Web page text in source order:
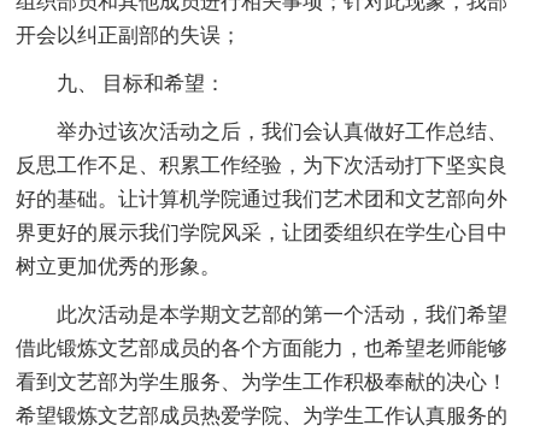
开会以纠正副部的失误；
九、 目标和希望：
举办过该次活动之后，我们会认真做好工作总结、
反思工作不足、积累工作经验，为下次活动打下坚实良
好的基础。让计算机学院通过我们艺术团和文艺部向外
界更好的展示我们学院风采，让团委组织在学生心目中
树立更加优秀的形象。
此次活动是本学期文艺部的第一个活动，我们希望
借此锻炼文艺部成员的各个方面能力，也希望老师能够
看到文艺部为学生服务、为学生工作积极奉献的决心！
希望锻炼文艺部成员热爱学院、为学生工作认真服务的